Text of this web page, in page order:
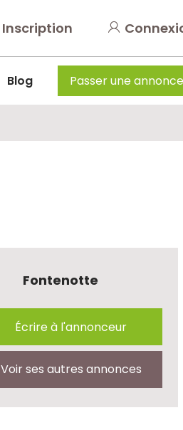
Inscription
Blog Passer une annonce
Fontenotte
Écrire à l'annonceur
Voir ses autres annonces